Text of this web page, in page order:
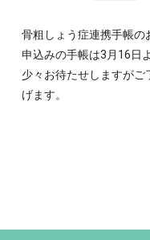
骨粗しょう症連携手帳の
申込みの手帳は3月16日
少々お待たせしますがご
げます。